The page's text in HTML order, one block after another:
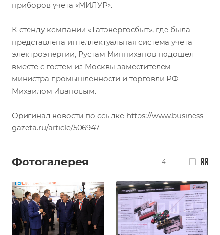
приборов учета «МИЛУР».
К стенду компании «Татэнергосбыт», где была
представлена интеллектуальная система учета
электроэнергии, Рустам Минниханов подошел
вместе с гостем из Москвы заместителем
министра промышленности и торговли РФ
Михаилом Ивановым.
Оригинал новости по ссылке https://www.business-
gazeta.ru/article/506947
Фотогалерея 4 —